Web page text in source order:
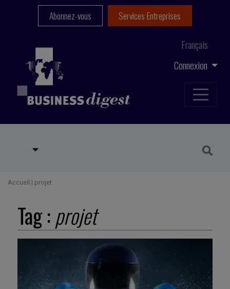
Connexion
Français
Abonnez-vous Services Entreprises
Accueil | projet
Tag :projet